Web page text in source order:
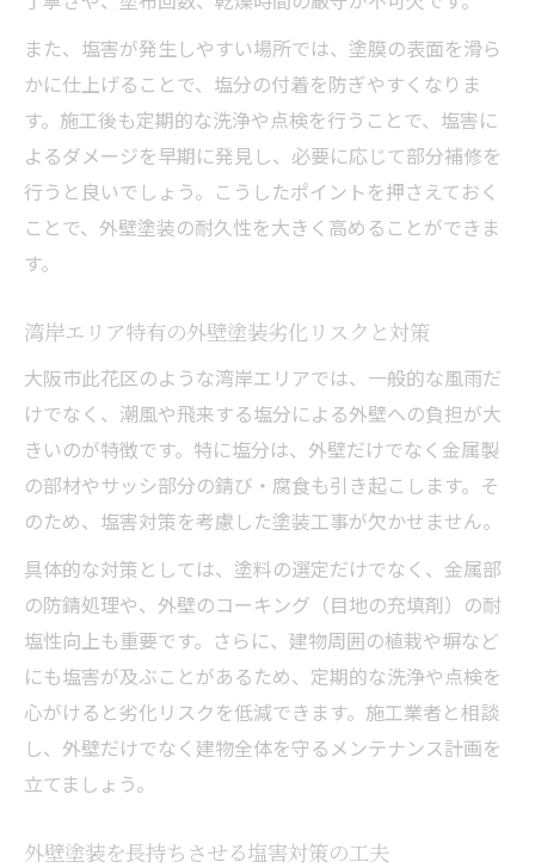
また、塩害が発生しやすい場所では、塗膜の表面を滑ら
かに仕上げることで、塩分の付着を防ぎやすくなりま
す。施工後も定期的な洗浄や点検を行うことで、塩害に
よるダメージを早期に発見し、必要に応じて部分補修を
行うと良いでしょう。こうしたポイントを押さえておく
ことで、外壁塗装の耐久性を大きく高めることができま
す。
湾岸エリア特有の外壁塗装劣化リスクと対策
大阪市此花区のような湾岸エリアでは、一般的な風雨だ
けでなく、潮風や飛来する塩分による外壁への負担が大
きいのが特徴です。特に塩分は、外壁だけでなく金属製
の部材やサッシ部分の錆び・腐食も引き起こします。そ
のため、塩害対策を考慮した塗装工事が欠かせません。
具体的な対策としては、塗料の選定だけでなく、金属部
の防錆処理や、外壁のコーキング（目地の充填剤）の耐
塩性向上も重要です。さらに、建物周囲の植栽や塀など
にも塩害が及ぶことがあるため、定期的な洗浄や点検を
心がけると劣化リスクを低減できます。施工業者と相談
し、外壁だけでなく建物全体を守るメンテナンス計画を
立てましょう。
外壁塗装を長持ちさせる塩害対策の工夫